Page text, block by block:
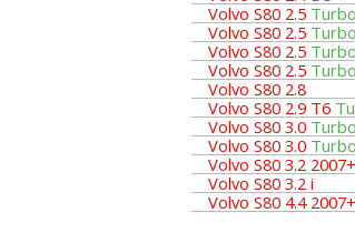
Volvo S80 2.5 Turbo
Volvo S80 2.5 Turbo
Volvo S80 2.5 Turbo
Volvo S80 2.5 Turbo
Volvo S80 2.8
Volvo S80 2.9 T6
Volvo S80 3.0 Turbo
Volvo S80 3.0 Turbo
Volvo S80 3.2 2007+
Volvo S80 3.2 i
Volvo S80 4.4 2007+